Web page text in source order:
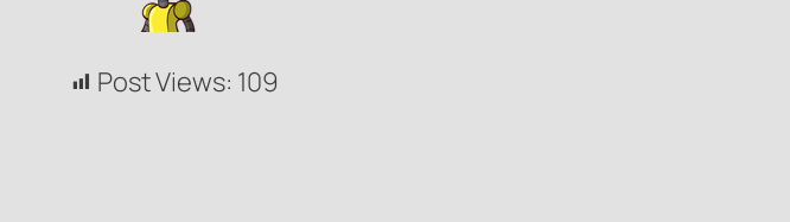
Post Views: 109